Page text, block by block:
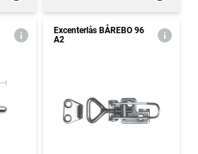
Excenterlås BÅREBO 96
A2